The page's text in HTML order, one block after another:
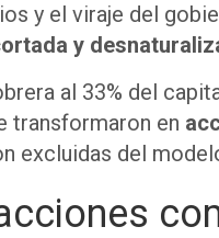
y el viraje del
y
al 33% del
transformaron en
excluidas del